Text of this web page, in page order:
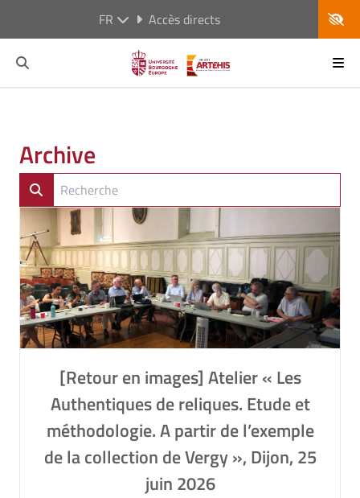
FR Accès directs
Archive
[Retour en images] Atelier « Les
Authentiques de reliques. Etude et
méthodologie. A partir de l’exemple
de la collection de Vergy », Dijon, 25
juin 2026